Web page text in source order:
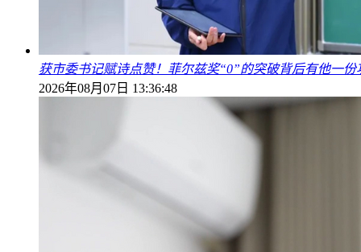
获市委书记赋诗点赞！菲尔兹奖“0”的突破背后有他一份
2026年08月07日 13:36:48